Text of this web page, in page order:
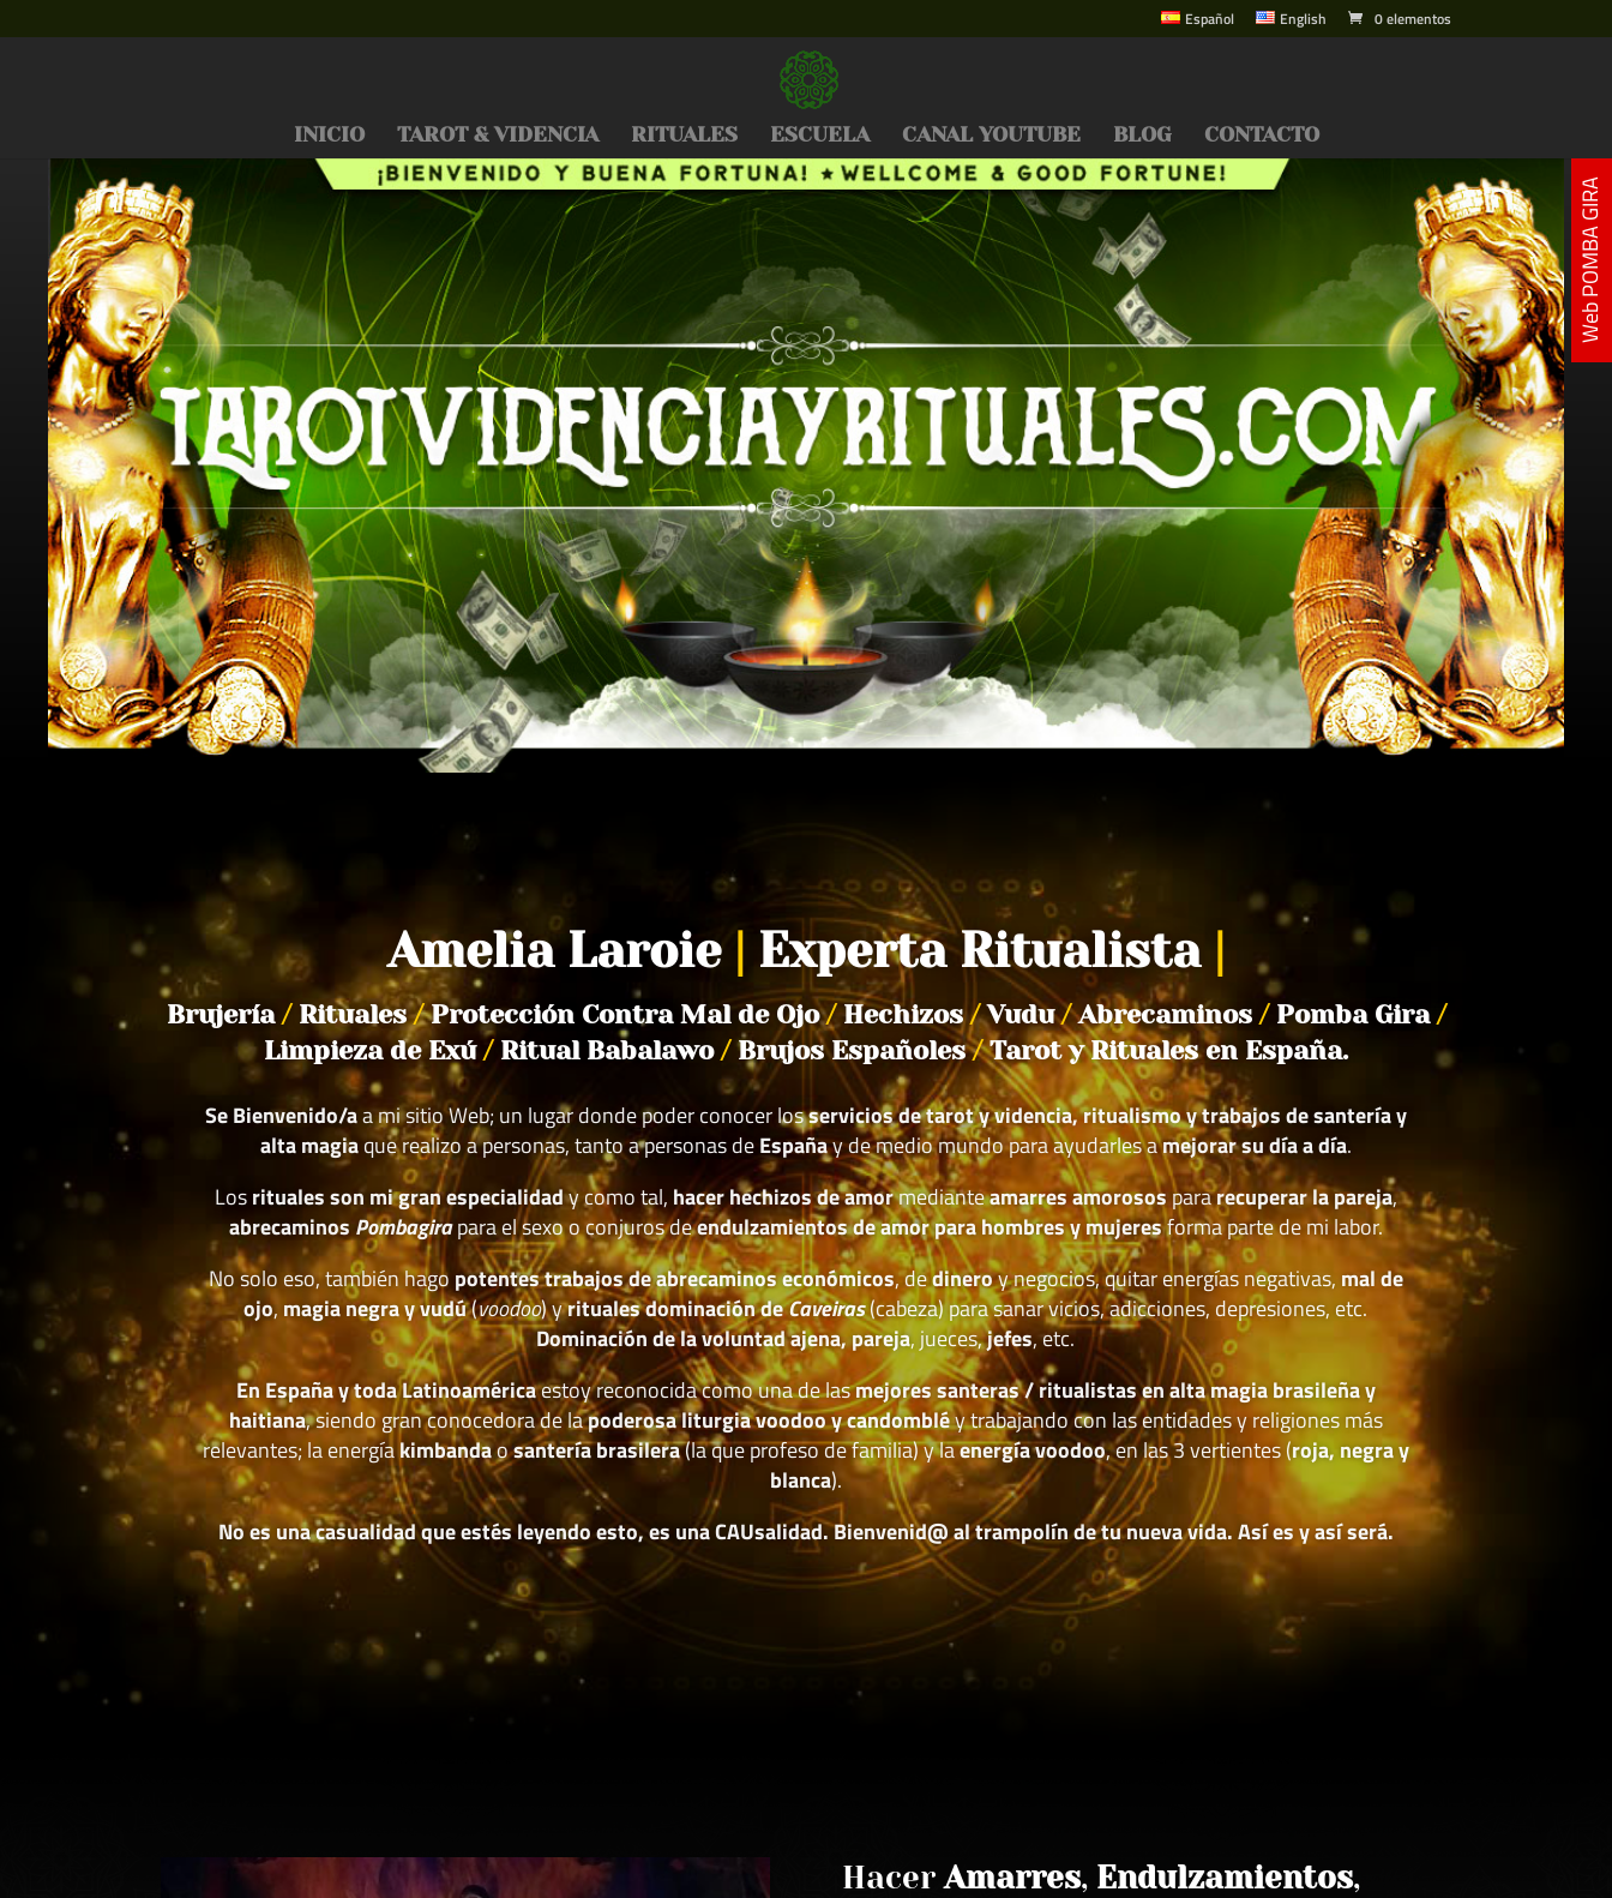
Español English 0 elementos
INICIO TAROT & VIDENCIA RITUALES ESCUELA CANAL YOUTUBE BLOG CONTACTO
Amelia Laroie Experta Ritualista
Brujería /Rituales/Protección Contra Mal de Ojo/Hechizos/Vudu/Abrecaminos /Pomba Gira /
Limpieza de Exú /Ritual Babalawo /Brujos Españoles/Tarot y Rituales en España.
Se Bienvenido/aa mi sitio Web; un lugar donde poder conocer losservicios de tarot y videncia, ritualismo y trabajos de santería y
alta magiaque realizo a personas, tanto a personas deEspañay de medio mundo para ayudarles amejorar su día a día.
Losrituales son mi gran especialidady como tal, hacer hechizos de amormedianteamarres amorosospararecuperar la pareja,
abrecaminos Pombagirapara el sexo o conjuros deendulzamientos de amor para hombres y mujeresforma parte de mi labor.
No solo eso, también hago potentes trabajos de abrecaminos económicos, dedineroy negocios, quitar energías negativas, mal de
ojo, magia negra y vudú(voodoo) yrituales dominación deCaveiras(cabeza) para sanar vicios, adicciones, depresiones, etc.
Dominación de la voluntad ajena, pareja, jueces,jefes, etc.
En España y toda Latinoaméricaestoy reconocida como una de lasmejores santeras / ritualistas en alta magia brasileña y
haitiana, siendo gran conocedora de lapoderosa liturgia voodoo y candombléy trabajando con las entidades y religiones más
relevantes; la energíakimbandaosantería brasilera(la que profeso de familia) y laenergía voodoo, en las 3 vertientes (roja, negra y
blanca).
No es una casualidad que estés leyendo esto, es una CAUsalidad. Bienvenid@ al trampolín de tu nueva vida. Así es y así será.
HacerAmarres, Endulzamientos,
Web POMBA GIRA